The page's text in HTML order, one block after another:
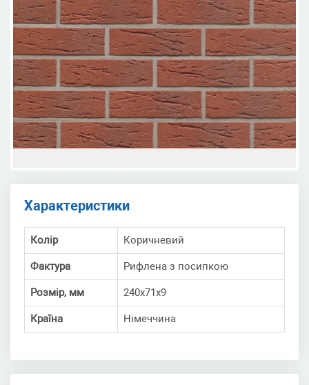
Характеристики
Колір Коричневий
Фактура Рифлена з посипкою
Розмір, мм 240х71х9
Країна Німеччина